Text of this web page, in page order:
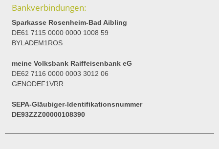
Bankverbindungen:
Sparkasse Rosenheim-Bad Aibling
DE61 7115 0000 0000 1008 59
BYLADEM1ROS
meine Volksbank Raiffeisenbank eG
DE62 7116 0000 0003 3012 06
GENODEF1VRR
SEPA-Gläubiger-Identifikationsnummer
DE93ZZZ00000108390